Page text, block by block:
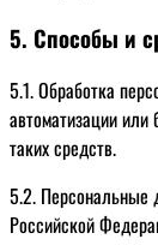
5. Способы и
5.1. Обработка
автоматизации или
таких средств.
5.2. Персональные
Российской